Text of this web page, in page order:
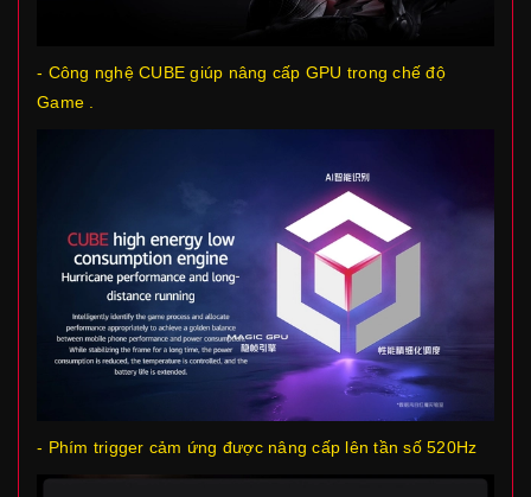
- Công nghệ CUBE giúp nâng cấp GPU trong chế độ
Game .
- Phím trigger cảm ứng được nâng cấp lên tần số 520Hz